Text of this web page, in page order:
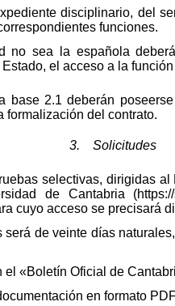
disciplinario, del
funciones.
no sea la española
el acceso a la
2.1 deberán
formalización del contrato.
3. Solicitudes
selectivas, dirigidas
de Cantabria (https://
cuyo acceso se precisará
de veinte días
«Boletín Oficial de
en formato